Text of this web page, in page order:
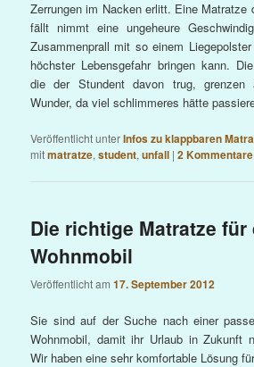
Zerrungen im Nacken erlitt. Eine
fällt nimmt eine ungeheure
Zusammenprall mit so einem
höchster Lebensgefahr bringen kann.
die der Stundent davon trug, grenzen
Wunder, da viel schlimmeres hätte
Veröffentlicht unterInfos zu klappbaren
mitmatratze,student,unfall |2Kommentare
Die richtige Matratze für
Wohnmobil
Veröffentlicht am17. September 2012
Sie sind auf der Suche nach einer
Wohnmobil, damit ihr Urlaub in Zukunft
Wir haben eine sehr komfortable Lösung